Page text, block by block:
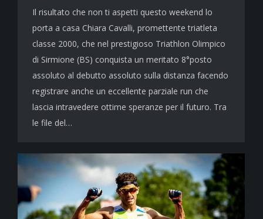
Il risultato che non ti aspetti questo weekend lo
porta a casa Chiara Cavalli, promettente triatleta
classe 2000, che nel prestigioso Triathlon Olimpico
di Sirmione (BS) conquista un meritato 8°posto
assoluto al debutto assoluto sulla distanza facendo
registrare anche un eccellente parziale run che
lascia intravedere ottime speranze per il futuro. Tra
le file del…